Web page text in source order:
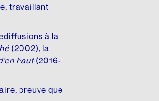
travaillant
à la
(2002), la
haut(2016-
preuve que